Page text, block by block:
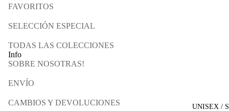
UNISEX /
FAVORITOS
SELECCIÓN ESPECIAL
TODAS LAS COLECCIONES
Info
SOBRE NOSOTRAS!
ENVÍO
CAMBIOS Y DEVOLUCIONES